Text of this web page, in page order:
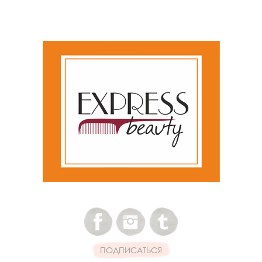
ПОДПИСАТЬСЯ